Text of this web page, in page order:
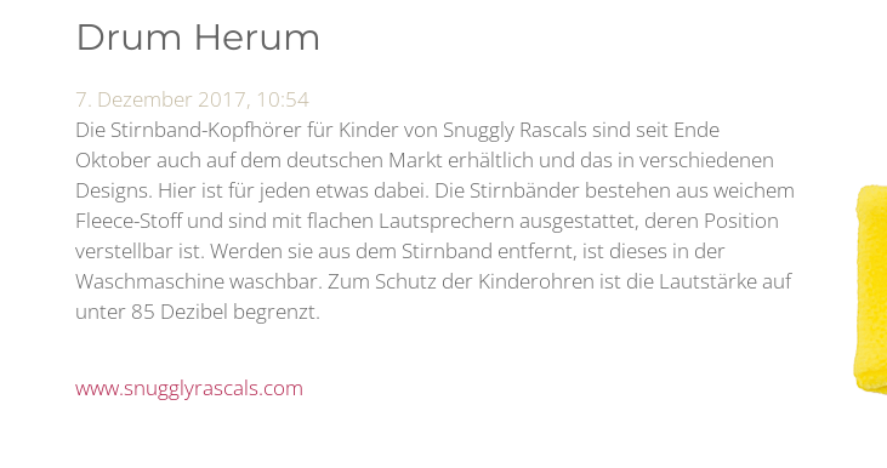
Drum Herum
7. Dezember 2017, 10:54
Die Stirnband-Kopfhörer für Kinder von Snuggly Rascals sind seit Ende
Oktober auch auf dem deutschen Markt erhältlich und das in verschiedenen
Designs. Hier ist für jeden etwas dabei. Die Stirnbänder bestehen aus weichem
Fleece-Stoff und sind mit flachen Lautsprechern ausgestattet, deren Position
verstellbar ist. Werden sie aus dem Stirnband entfernt, ist dieses in der
Waschmaschine waschbar. Zum Schutz der Kinderohren ist die Lautstärke auf
unter 85 Dezibel begrenzt.
www.snugglyrascals.com